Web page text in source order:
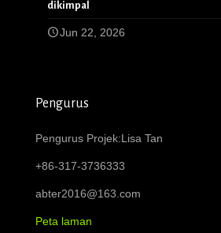
dikimpal
Jun 22, 2026
Pengurus
Pengurus Projek:Lisa Tan
+86-317-3736333
abter2016@163.com
Peta laman